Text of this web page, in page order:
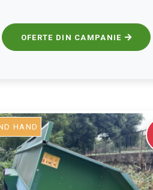
OFERTE DIN CAMPANIE
HAND